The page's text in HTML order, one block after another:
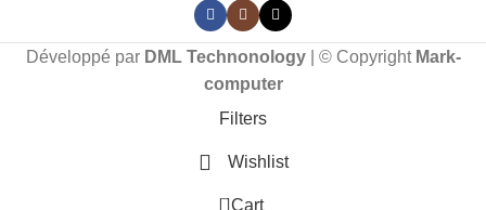
Développé par DML Technonology| © Copyright Mark-
computer
Filters
Wishlist
0 Cart